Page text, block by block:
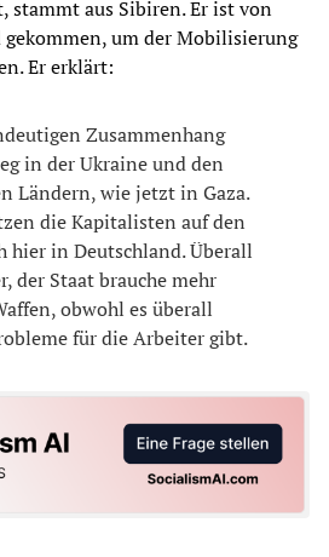
stammt aus Sibiren. Er ist von
um der Mobilisierung
Er erklärt:
Zusammenhang
in der Ukraine und den
Ländern, wie jetzt in Gaza.
die Kapitalisten auf den
hier in Deutschland. Überall
der Staat brauche mehr
obwohl es überall
für die Arbeiter gibt.